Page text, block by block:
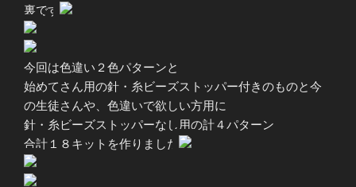
裏です
今回は色違い２色パターンと
始めてさん用の針・糸ビーズストッパー付きのものと今
の生徒さんや、色違いで欲しい方用に
針・糸ビーズストッパーなし用の計４パターン
合計１８キットを作りました